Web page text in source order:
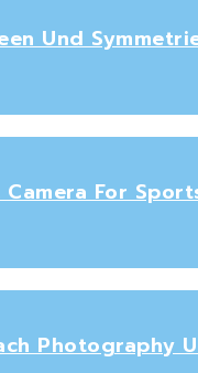
Und
For
Photography